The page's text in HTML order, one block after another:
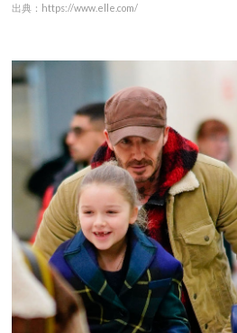
出典：https://www.elle.com/